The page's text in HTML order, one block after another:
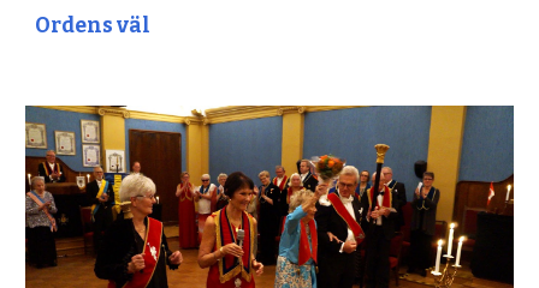
Ordens väl